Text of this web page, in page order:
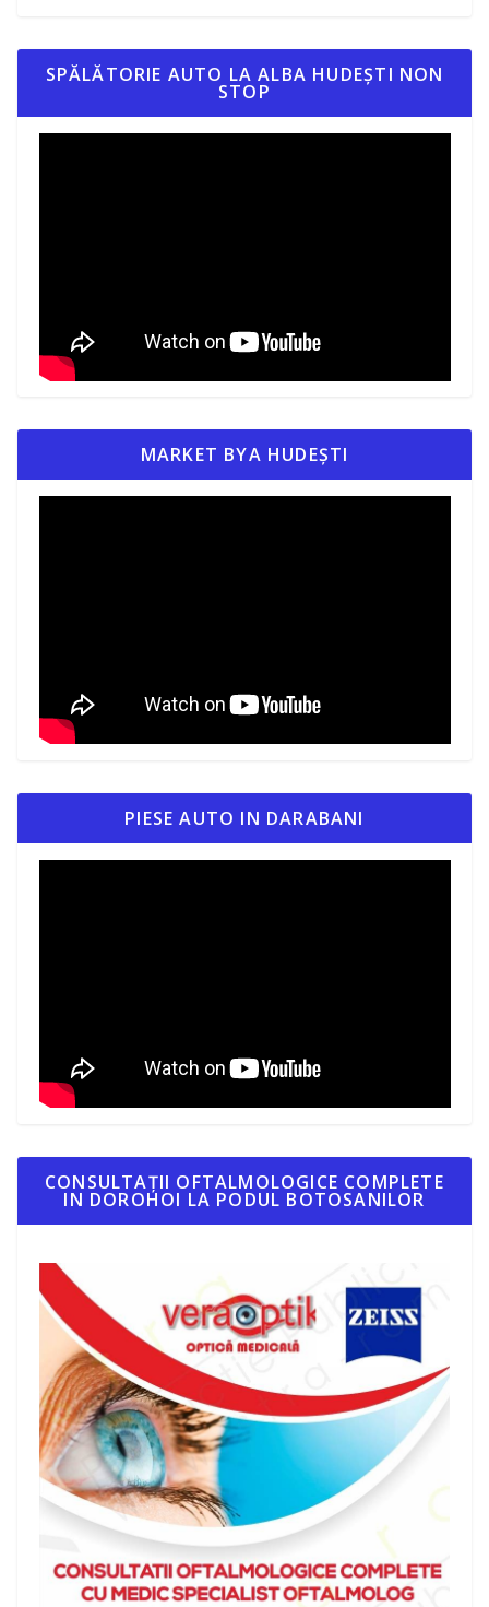
SPĂLĂTORIE AUTO LA ALBA HUDEȘTI NON
STOP
MARKET BYA HUDEȘTI
PIESE AUTO IN DARABANI
CONSULTAȚII OFTALMOLOGICE COMPLETE
IN DOROHOI LA PODUL BOTOSANILOR